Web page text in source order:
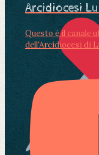
Arcidiocesi
Questo è il canale
dell'Arcidiocesi di